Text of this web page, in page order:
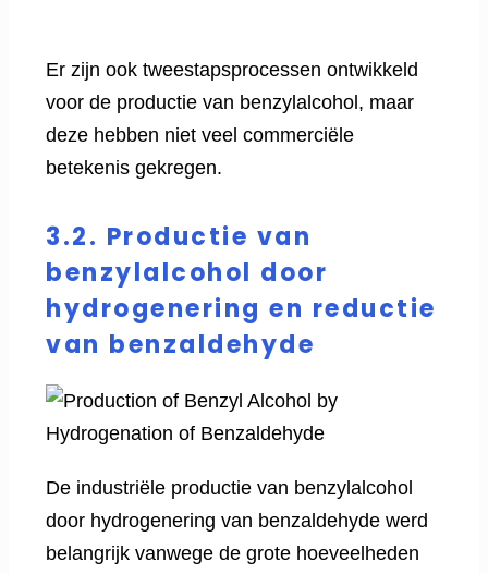
Er zijn ook tweestapsprocessen ontwikkeld
voor de productie van benzylalcohol, maar
deze hebben niet veel commerciële
betekenis gekregen.
3.2. Productie van
benzylalcohol door
hydrogenering en reductie
van benzaldehyde
De industriële productie van benzylalcohol
door hydrogenering van benzaldehyde werd
belangrijk vanwege de grote hoeveelheden